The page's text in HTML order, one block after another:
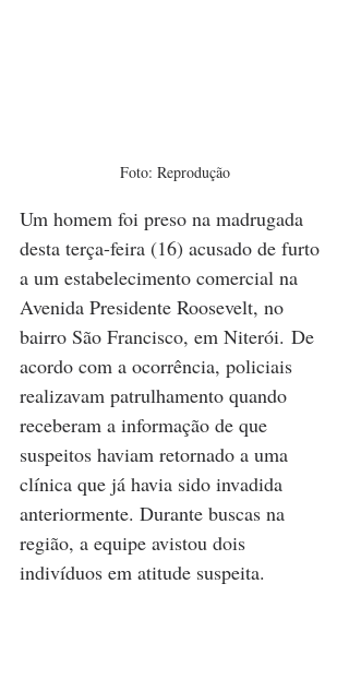
Foto: Reprodução
Um homem foi preso na madrugada
desta terça-feira (16) acusado de furto
a um estabelecimento comercial na
Avenida Presidente Roosevelt, no
bairro São Francisco, em Niterói. De
acordo com a ocorrência, policiais
realizavam patrulhamento quando
receberam a informação de que
suspeitos haviam retornado a uma
clínica que já havia sido invadida
anteriormente. Durante buscas na
região, a equipe avistou dois
indivíduos em atitude suspeita.